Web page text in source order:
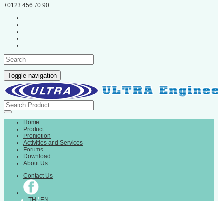
+0123 456 70 90
Toggle navigation
Home
Product
Promotion
Activities and Services
Forums
Download
About Us
Contact Us
TH / EN